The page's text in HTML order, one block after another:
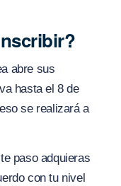
abre sus
hasta el 8 de
se realizará a
paso adquieras
con tu nivel